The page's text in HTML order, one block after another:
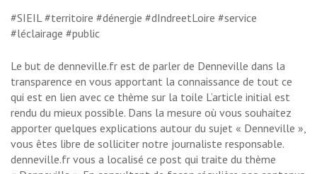
#SIEIL #territoire #dénergie #dIndreetLoire #service
#léclairage #public
Le but de denneville.fr est de parler de Denneville dans la
transparence en vous apportant la connaissance de tout ce
qui est en lien avec ce thème sur la toile L’article initial est
rendu du mieux possible. Dans la mesure où vous souhaitez
apporter quelques explications autour du sujet « Denneville »,
vous êtes libre de solliciter notre journaliste responsable.
denneville.fr vous a localisé ce post qui traite du thème